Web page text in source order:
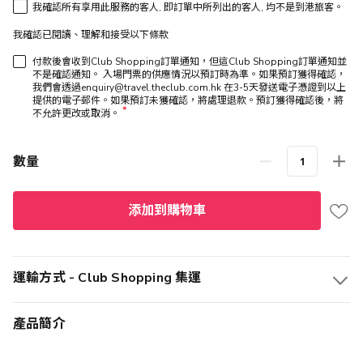
我確認所有享用此服務的客人, 即訂單中所列出的客人, 均不是到港旅客。
我確認已閱讀、理解和接受以下條款
付款後會收到Club Shopping訂單通知，但這Club Shopping訂單通知並
不是確認通知。 入場門票的供應情況以預訂時為準。如果預訂獲得確認，
我們會透過enquiry@travel.theclub.com.hk 在3-5天發送電子憑證到以上
提供的電子郵件。如果預訂未獲確認，將處理退款。預訂獲得確認後，將
不允許更改或取消。 *
數量
添加到購物車
運輸方式 - Club Shopping 集運
產品簡介